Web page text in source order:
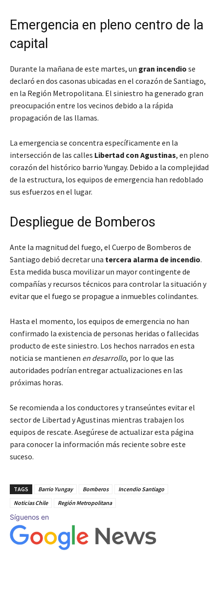
Emergencia en pleno centro de la
capital
Durante la mañana de este martes, un gran incendio se
declaró en dos casonas ubicadas en el corazón de Santiago,
en la Región Metropolitana. El siniestro ha generado gran
preocupación entre los vecinos debido a la rápida
propagación de las llamas.
La emergencia se concentra específicamente en la
intersección de las calles Libertad con Agustinas, en pleno
corazón del histórico barrio Yungay. Debido a la complejidad
de la estructura, los equipos de emergencia han redoblado
sus esfuerzos en el lugar.
Despliegue de Bomberos
Ante la magnitud del fuego, el Cuerpo de Bomberos de
Santiago debió decretar una tercera alarma de incendio.
Esta medida busca movilizar un mayor contingente de
compañías y recursos técnicos para controlar la situación y
evitar que el fuego se propague a inmuebles colindantes.
Hasta el momento, los equipos de emergencia no han
confirmado la existencia de personas heridas o fallecidas
producto de este siniestro. Los hechos narrados en esta
noticia se mantienen en desarrollo, por lo que las
autoridades podrían entregar actualizaciones en las
próximas horas.
Se recomienda a los conductores y transeúntes evitar el
sector de Libertad y Agustinas mientras trabajen los
equipos de rescate. Asegúrese de actualizar esta página
para conocer la información más reciente sobre este
suceso.
TAGS Barrio Yungay Bomberos
Incendio Santiago
Noticias Chile
Región Metropolitana
Síguenos en